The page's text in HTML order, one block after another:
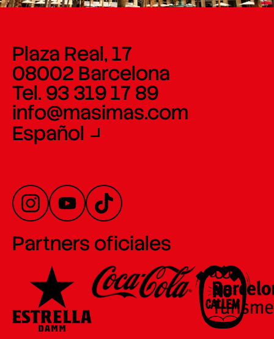
Plaza Real, 17
08002 Barcelona
Tel. 93 319 17 89
info@masimas.com
Español
Partners oficiales